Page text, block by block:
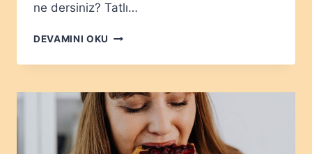
ne dersiniz? Tatlı…
DEVAMINI OKU TATLIDAN
YAPILABILECEK
EGZERSIZLER